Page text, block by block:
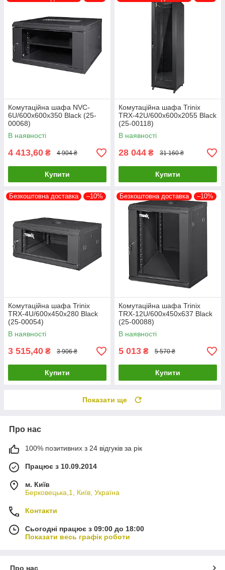
Комутаційна шафа NVC-
6U/600x600x350 Black (25-
00068)
В наявності
4 413,60 ₴ 4 904 ₴
Купити
Комутаційна шафа Trinix
TRX-42U/600x600x2055 Black
(25-00118)
В наявності
28 044 ₴ 31 160 ₴
Купити
Безкоштовна доставка –10%
Комутаційна шафа Trinix
TRX-4U/600x450x280 Black
(25-00054)
В наявності
3 515,40 ₴ 3 906 ₴
Купити
Безкоштовна доставка –10%
Комутаційна шафа Trinix
TRX-12U/600x450x637 Black
(25-00088)
В наявності
5 013 ₴ 5 570 ₴
Купити
Показати ще
Про нас
100% позитивних з 24 відгуків за рік
Працює з 10.09.2014
м. Київ
Берковецька,1, Київ, Україна
Контакти
Сьогодні працює з 09:00 до 18:00
Показати весь графік роботи
Про нас